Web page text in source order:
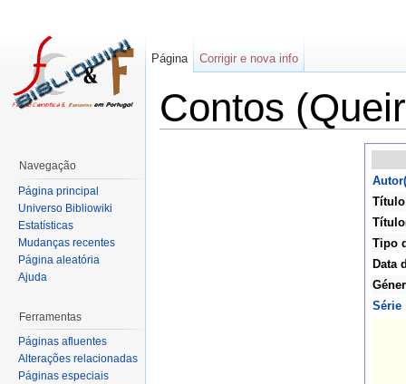
Contos
Tipo
Data
Série
Página Corrigir e nova info
Navegação
Página principal
Universo Bibliowiki
Estatísticas
Mudanças recentes
Página aleatória
Ajuda
Ferramentas
Páginas afluentes
Alterações relacionadas
Páginas especiais